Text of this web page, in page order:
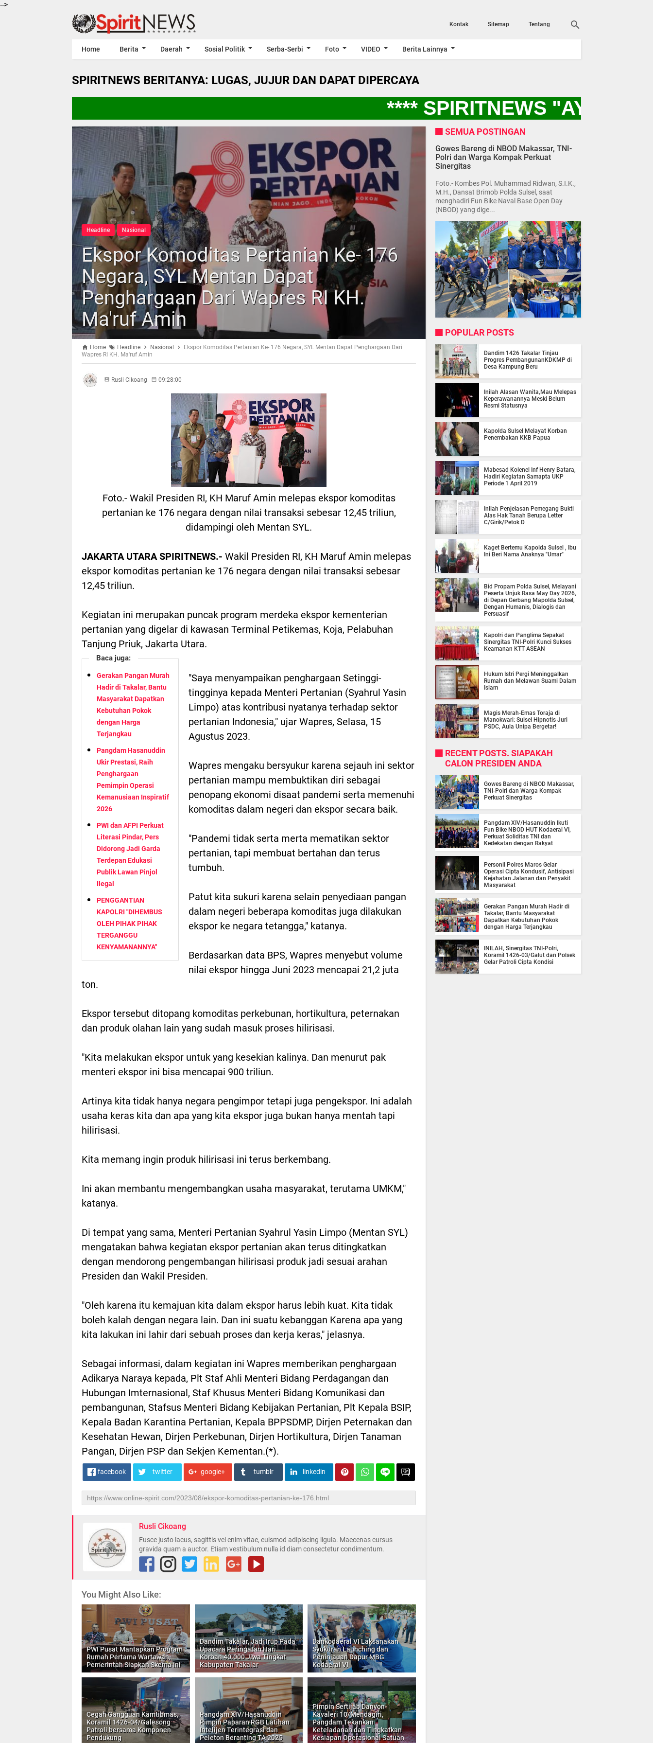
-->
Kontak Sitemap Tentang
Home Berita Daerah Sosial Politik Serba-Serbi Foto VIDEO Berita Lainnya
SPIRITNEWS BERITANYA: LUGAS, JUJUR DAN DAPAT DIPERCAYA
**** SPIRITNEWS "AYO KITA
Headline Nasional
Ekspor Komoditas Pertanian Ke- 176
Negara, SYL Mentan Dapat
Penghargaan Dari Wapres RI KH.
Ma'ruf Amin
Home Headline Nasional
Ekspor Komoditas Pertanian Ke- 176 Negara, SYL Mentan Dapat Penghargaan Dari
Wapres RI KH. Ma'ruf Amin
Rusli Cikoang 09:28:00
Foto.- Wakil Presiden RI, KH Maruf Amin melepas ekspor komoditas
pertanian ke 176 negara dengan nilai transaksi sebesar 12,45 triliun,
didampingi oleh Mentan SYL.
JAKARTA UTARA SPIRITNEWS.- Wakil Presiden RI, KH Maruf Amin melepas
ekspor komoditas pertanian ke 176 negara dengan nilai transaksi sebesar
12,45 triliun.
Kegiatan ini merupakan puncak program merdeka ekspor kementerian
pertanian yang digelar di kawasan Terminal Petikemas, Koja, Pelabuhan
Tanjung Priuk, Jakarta Utara.
Baca juga:
Gerakan Pangan Murah
Hadir di Takalar, Bantu
Masyarakat Dapatkan
Kebutuhan Pokok
dengan Harga
Terjangkau
Pangdam Hasanuddin
Ukir Prestasi, Raih
Penghargaan
Pemimpin Operasi
Kemanusiaan Inspiratif
2026
PWI dan AFPI Perkuat
Literasi Pindar, Pers
Didorong Jadi Garda
Terdepan Edukasi
Publik Lawan Pinjol
Ilegal
PENGGANTIAN
KAPOLRI "DIHEMBUS
OLEH PIHAK PIHAK
TERGANGGU
KENYAMANANNYA"
"Saya menyampaikan penghargaan Setinggi-
tingginya kepada Menteri Pertanian (Syahrul Yasin
Limpo) atas kontribusi nyatanya terhadap sektor
pertanian Indonesia," ujar Wapres, Selasa, 15
Agustus 2023.
Wapres mengaku bersyukur karena sejauh ini sektor
pertanian mampu membuktikan diri sebagai
penopang ekonomi disaat pandemi serta memenuhi
komoditas dalam negeri dan ekspor secara baik.
"Pandemi tidak serta merta mematikan sektor
pertanian, tapi membuat bertahan dan terus
tumbuh.
Patut kita sukuri karena selain penyediaan pangan
dalam negeri beberapa komoditas juga dilakukan
ekspor ke negara tetangga," katanya.
Berdasarkan data BPS, Wapres menyebut volume
nilai ekspor hingga Juni 2023 mencapai 21,2 juta
ton.
Ekspor tersebut ditopang komoditas perkebunan, hortikultura, peternakan
dan produk olahan lain yang sudah masuk proses hilirisasi.
"Kita melakukan ekspor untuk yang kesekian kalinya. Dan menurut pak
menteri ekspor ini bisa mencapai 900 triliun.
Artinya kita tidak hanya negara pengimpor tetapi juga pengekspor. Ini adalah
usaha keras kita dan apa yang kita ekspor juga bukan hanya mentah tapi
hilirisasi.
Kita memang ingin produk hilirisasi ini terus berkembang.
Ini akan membantu mengembangkan usaha masyarakat, terutama UMKM,"
katanya.
Di tempat yang sama, Menteri Pertanian Syahrul Yasin Limpo (Mentan SYL)
mengatakan bahwa kegiatan ekspor pertanian akan terus ditingkatkan
dengan mendorong pengembangan hilirisasi produk jadi sesuai arahan
Presiden dan Wakil Presiden.
"Oleh karena itu kemajuan kita dalam ekspor harus lebih kuat. Kita tidak
boleh kalah dengan negara lain. Dan ini suatu kebanggan Karena apa yang
kita lakukan ini lahir dari sebuah proses dan kerja keras," jelasnya.
Sebagai informasi, dalam kegiatan ini Wapres memberikan penghargaan
Adikarya Naraya kepada, Plt Staf Ahli Menteri Bidang Perdagangan dan
Hubungan Imternasional, Staf Khusus Menteri Bidang Komunikasi dan
pembangunan, Stafsus Menteri Bidang Kebijakan Pertanian, Plt Kepala BSIP,
Kepala Badan Karantina Pertanian, Kepala BPPSDMP, Dirjen Peternakan dan
Kesehatan Hewan, Dirjen Perkebunan, Dirjen Hortikultura, Dirjen Tanaman
Pangan, Dirjen PSP dan Sekjen Kementan.(*).
facebook twitter google+ tumblr linkedin
Rusli Cikoang
Fusce justo lacus, sagittis vel enim vitae, euismod adipiscing ligula. Maecenas cursus
gravida quam a auctor. Etiam vestibulum nulla id diam consectetur condimentum.
You Might Also Like:
PWI Pusat Mantapkan Program
Rumah Pertama Wartawan,
Pemerintah Siapkan Skema Ini
Dandim Takalar, Jadi Irup Pada
Upacara Peringatan Hari
Korban 40.000 Jiwa Tingkat
Kabupaten Takalar
Dankodaeral VI Laksanakan
Syukuran Launching dan
Peninjauan Dapur MBG
Kodaeral VI
Cegah Gangguan Kamtibmas,
Koramil 1426-04/Galesong
Patroli bersama Komponen
Pendukung
Pangdam XIV/Hasanuddin
Pimpin Paparan RGB Latihan
Intelijen Terintegrasi dan
Peleton Beranting TA 2025
Pimpin Sertijab Danyon
Kavaleri 10/Mendagiri,
Pangdam Tekankan
Keteladanan dan Tingkatkan
Kesiapan Operasional Satuan
SEMUA POSTINGAN
Gowes Bareng di NBOD Makassar, TNI-
Polri dan Warga Kompak Perkuat
Sinergitas
Foto.- Kombes Pol. Muhammad Ridwan, S.I.K.,
M.H., Dansat Brimob Polda Sulsel, saat
menghadiri Fun Bike Naval Base Open Day
(NBOD) yang dige...
POPULAR POSTS
Dandim 1426 Takalar Tinjau
Progres PembangunanKDKMP di
Desa Kampung Beru
Inilah Alasan Wanita,Mau Melepas
Keperawanannya Meski Belum
Resmi Statusnya
Kapolda Sulsel Melayat Korban
Penembakan KKB Papua
Mabesad Kolenel Inf Henry Batara,
Hadiri Kegiatan Samapta UKP
Periode 1 April 2019
Inilah Penjelasan Pemegang Bukti
Alas Hak Tanah Berupa Letter
C/Girik/Petok D
Kaget Bertemu Kapolda Sulsel , Ibu
Ini Beri Nama Anaknya "Umar"
Bid Propam Polda Sulsel, Melayani
Peserta Unjuk Rasa May Day 2026,
di Depan Gerbang Mapolda Sulsel,
Dengan Humanis, Dialogis dan
Persuasif
Kapolri dan Panglima Sepakat
Sinergitas TNI-Polri Kunci Sukses
Keamanan KTT ASEAN
Hukum Istri Pergi Meninggalkan
Rumah dan Melawan Suami Dalam
Islam
Magis Merah-Emas Toraja di
Manokwari: Sulsel Hipnotis Juri
PSDC, Aula Unipa Bergetar!
RECENT POSTS. SIAPAKAH
CALON PRESIDEN ANDA
Gowes Bareng di NBOD Makassar,
TNI-Polri dan Warga Kompak
Perkuat Sinergitas
Pangdam XIV/Hasanuddin Ikuti
Fun Bike NBOD HUT Kodaeral VI,
Perkuat Soliditas TNI dan
Kedekatan dengan Rakyat
Personil Polres Maros Gelar
Operasi Cipta Kondusif, Antisipasi
Kejahatan Jalanan dan Penyakit
Masyarakat
Gerakan Pangan Murah Hadir di
Takalar, Bantu Masyarakat
Dapatkan Kebutuhan Pokok
dengan Harga Terjangkau
INILAH, Sinergitas TNI-Polri,
Koramil 1426-03/Galut dan Polsek
Gelar Patroli Cipta Kondisi